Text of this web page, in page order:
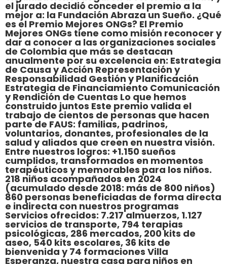
el jurado decidió conceder el premio a la
mejor a: la Fundación Abraza un Sueño. ¿Qué
es el Premio Mejores ONGs? El Premio
Mejores ONGs tiene como misión reconocer y
dar a conocer a las organizaciones sociales
de Colombia que más se destacan
anualmente por su excelencia en: Estrategia
de Causa y Acción Representación y
Responsabilidad Gestión y Planificación
Estrategia de Financiamiento Comunicación
y Rendición de Cuentas Lo que hemos
construido juntos Este premio valida el
trabajo de cientos de personas que hacen
parte de FAUS: familias, padrinos,
voluntarios, donantes, profesionales de la
salud y aliados que creen en nuestra visión.
Entre nuestros logros: +1.150 sueños
cumplidos, transformados en momentos
terapéuticos y memorables para los niños.
218 niños acompañados en 2024
(acumulado desde 2018: más de 800 niños)
860 personas beneficiadas de forma directa
e indirecta con nuestros programas
Servicios ofrecidos: 7.217 almuerzos, 1.127
servicios de transporte, 794 terapias
psicológicas, 286 mercados, 200 kits de
aseo, 540 kits escolares, 36 kits de
bienvenida y 74 formaciones Villa
Esperanza, nuestra casa para niños en